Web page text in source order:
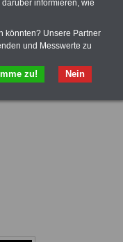
für nur
informieren, wie
könnten? Unsere Partner
und Messwerte zu
Nein
zu!